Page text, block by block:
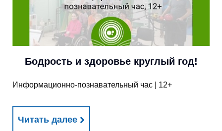
Бодрость и здоровье круглый год!
Информационно-познавательный час | 12+
Читать далее